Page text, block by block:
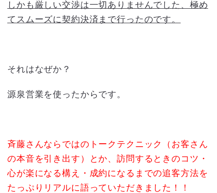
しかも厳しい交渉は一切ありませんでした、極め
てスムーズに契約決済まで行ったのです。
それはなぜか？
源泉営業を使ったからです。
斉藤さんならではのトークテクニック（お客さん
の本音を引き出す）とか、訪問するときのコツ・
心が楽になる構え・ 成約になるまでの追客方法を
たっぷりリアルに語っていただきました！！